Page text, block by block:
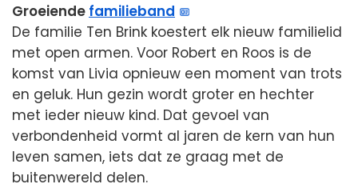
Groeiende familieband
De familie Ten Brink koestert elk nieuw familielid
met open armen. Voor Robert en Roos is de
komst van Livia opnieuw een moment van trots
en geluk. Hun gezin wordt groter en hechter
met ieder nieuw kind. Dat gevoel van
verbondenheid vormt al jaren de kern van hun
leven samen, iets dat ze graag met de
buitenwereld delen.